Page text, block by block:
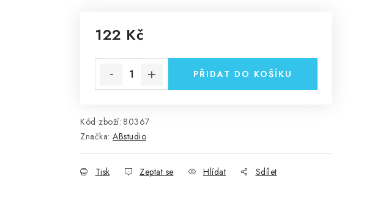
122 Kč
PŘIDAT DO KOŠÍKU
Kód zboží: 80367
Značka: ABstudio
Tisk Zeptat se Hlídat Sdílet